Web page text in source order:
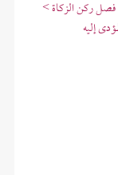
فصل ركن الزكاة >
إليه